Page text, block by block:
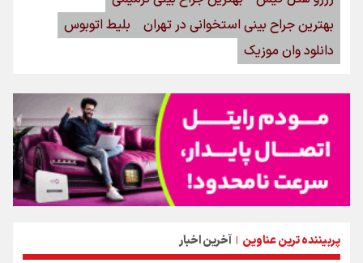
پربیننده ترین عناوین | آخرین اخبار
بهترین جراح بینی استخوانی در تهران
بلیط اتوبوس
دانلود وان موزیک